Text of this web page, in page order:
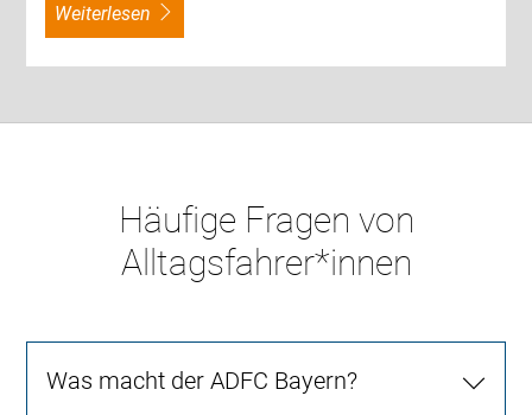
weiterlesen
Häufige Fragen von
Alltagsfahrer*innen
Was macht der ADFC Bayern?